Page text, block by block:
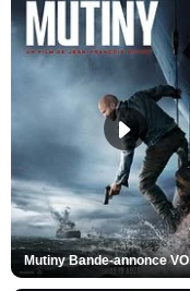
Mutiny Bande-annonce VO